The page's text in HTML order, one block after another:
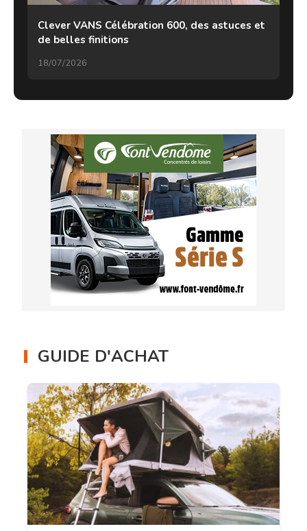
Clever VANS Célébration 600, des astuces et
de belles finitions
18/07/2026
GUIDE D'ACHAT